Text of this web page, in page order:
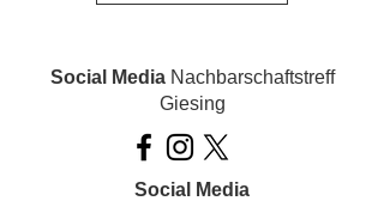
Social MediaNachbarschaftstreff
Giesing
Social Media